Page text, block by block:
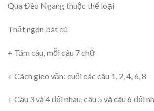
Qua Đèo Ngang thuộc thể loại
Thất ngôn bát cú
+ Tám câu, mỗi câu 7 chữ
+ Cách gieo vần: cuối các câu 1, 2, 4, 6, 8
+ Câu 3 và 4 đối nhau, câu 5 và câu 6 đối